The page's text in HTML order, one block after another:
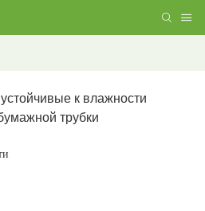
к влажности
трубки